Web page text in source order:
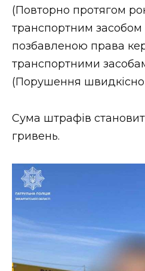
(Повторно протягом
транспортним
позбавленою права
транспортними
(Порушення
Сума штрафів
гривень.